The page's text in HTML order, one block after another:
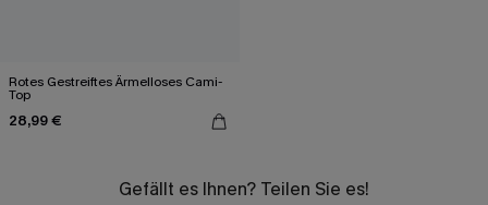
Rotes Gestreiftes Ärmelloses Cami-
Top
28,99 €
Gefällt es Ihnen? Teilen Sie es!